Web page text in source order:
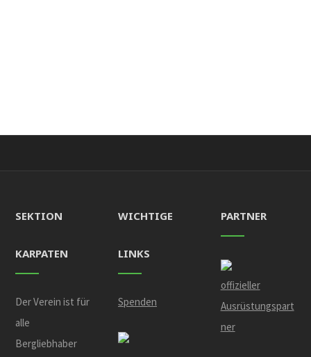
SEKTION
KARPATEN
Der Verein ist für
alle
Bergliebhaber
WICHTIGE
LINKS
Spenden
PARTNER
offizieller
Ausrüstungspart
ner